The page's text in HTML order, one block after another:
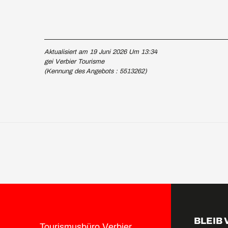
Aktualisiert am 19 Juni 2026 Um 13:34
gei Verbier Tourisme
(Kennung des Angebots : 5513262)
BLEIB